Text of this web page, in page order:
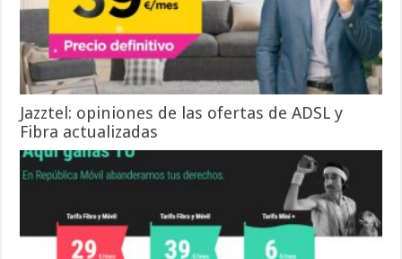
Jazztel: opiniones de las ofertas de ADSL y
Fibra actualizadas